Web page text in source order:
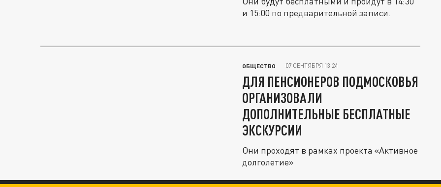
и 15:00 по предварительной записи.
ОБЩЕСТВО 07 СЕНТЯБРЯ 13:24
ДЛЯ ПЕНСИОНЕРОВ ПОДМОСКОВЬЯ
ОРГАНИЗОВАЛИ
ДОПОЛНИТЕЛЬНЫЕ БЕСПЛАТНЫЕ
ЭКСКУРСИИ
Они проходят в рамках проекта «Активное
долголетие»